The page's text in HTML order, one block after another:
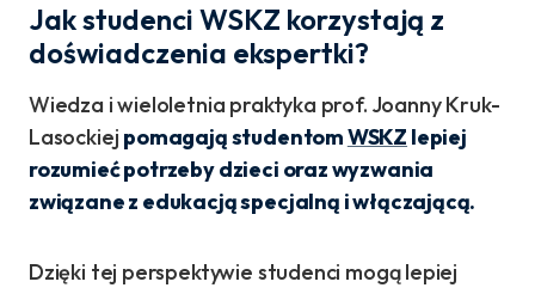
Jak studenci WSKZ korzystają z
doświadczenia ekspertki?
Wiedza i wieloletnia praktyka prof. Joanny Kruk-
Lasockiej pomagają studentomWSKZ lepiej
rozumieć potrzeby dzieci oraz wyzwania
związane z edukacją specjalną i włączającą.
Dzięki tej perspektywie studenci mogą lepiej